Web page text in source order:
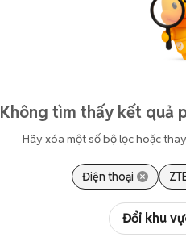
Không tìm thấy kết quả
Hãy xóa một số bộ lọc hoặc
Điện thoại
Đổi khu